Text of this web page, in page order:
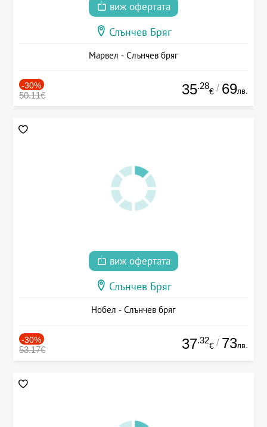
виж офертата
Слънчев Бряг
Марвел - Слънчев бряг
-30%
50.11€ 35.28
€ / 69лв.
виж офертата
Слънчев Бряг
Нобел - Слънчев бряг
-30%
53.17€ 37.32
€ / 73лв.